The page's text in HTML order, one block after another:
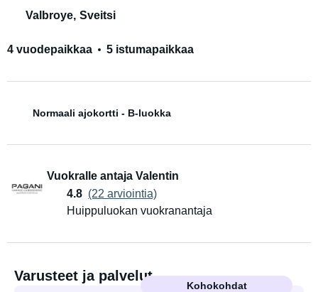
Valbroye, Sveitsi
4 vuodepaikkaa 5 istumapaikkaa
Normaali ajokortti - B-luokka
Vuokralle antaja Valentin
4.8 (22 arviointia)
Huippuluokan vuokranantaja
Varusteet ja palvelut
Kohokohdat